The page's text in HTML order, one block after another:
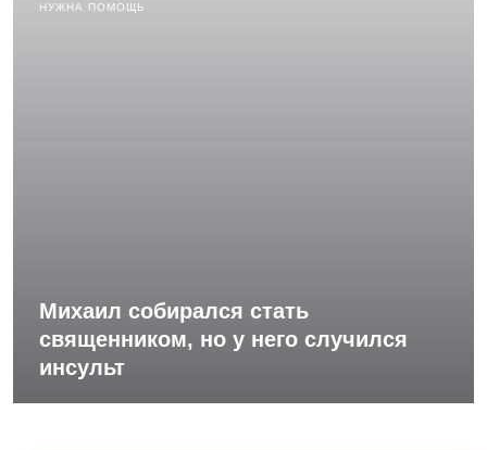
НУЖНА ПОМОЩЬ
Михаил собирался стать
священником, но у него случился
инсульт